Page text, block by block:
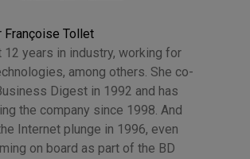
Françoise Tollet
12 years in industry, working for
among others. She co-
Digest in 1992 and has
the company since 1998. And
Internet plunge in 1996, even
on board as part of the BD